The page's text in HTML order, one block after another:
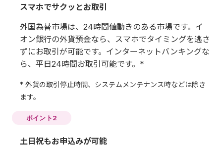
スマホでサクッとお取引
外国為替市場は、24時間値動きのある市場です。イ
オン銀行の外貨預金なら、スマホでタイミングを逃さ
ずにお取引が可能です。インターネットバンキングな
ら、平日24時間お取引可能です。*
* 外貨の取引停止時間、システムメンテナンス時などは除き
ます。
ポイント2
土日祝もお申込みが可能